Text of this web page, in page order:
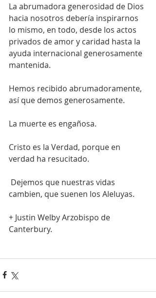
La abrumadora generosidad de Dios
hacia nosotros debería inspirarnos
lo mismo, en todo, desde los actos
privados de amor y caridad hasta la
ayuda internacional generosamente
mantenida.
Hemos recibido abrumadoramente,
así que demos generosamente.
La muerte es engañosa.
Cristo es la Verdad, porque en
verdad ha resucitado.
cambien, que suenen los Aleluyas.
+ Justin Welby Arzobispo de
Canterbury.